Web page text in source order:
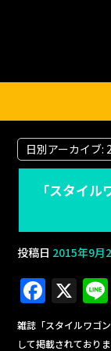
日別アーカイブ:
「スタイ
投稿日 2015年9月
F
a
c
X
雑誌「スタイルワゴ
して掲載されておりま